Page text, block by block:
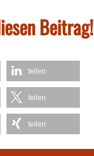
Beitrag!
teilen
teilen
teilen